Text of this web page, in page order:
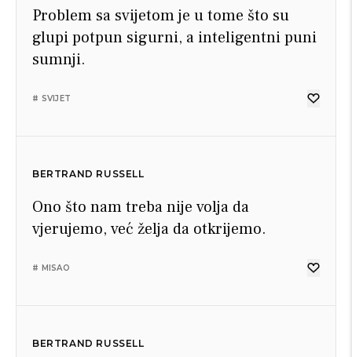
Problem sa svijetom je u tome što su
glupi potpun sigurni, a inteligentni puni
sumnji.
# SVIJET
BERTRAND RUSSELL
Ono što nam treba nije volja da
vjerujemo, već želja da otkrijemo.
# MISAO
BERTRAND RUSSELL